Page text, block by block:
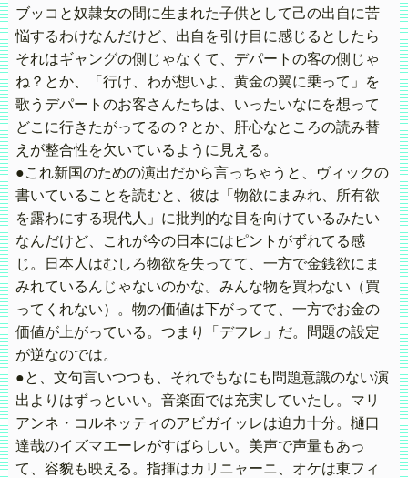
ブッコと奴隷女の間に生まれた子供として己の出自に苦
悩するわけなんだけど、出自を引け目に感じるとしたら
それはギャングの側じゃなくて、デパートの客の側じゃ
ね？とか、「行け、わが想いよ、黄金の翼に乗って」を
歌うデパートのお客さんたちは、いったいなにを想って
どこに行きたがってるの？とか、肝心なところの読み替
えが整合性を欠いているように見える。
●これ新国のための演出だから言っちゃうと、ヴィックの
書いていることを読むと、彼は「物欲にまみれ、所有欲
を露わにする現代人」に批判的な目を向けているみたい
なんだけど、これが今の日本にはピントがずれてる感
じ。日本人はむしろ物欲を失ってて、一方で金銭欲にま
みれているんじゃないのかな。みんな物を買わない（買
ってくれない）。物の価値は下がってて、一方でお金の
価値が上がっている。つまり「デフレ」だ。問題の設定
が逆なのでは。
●と、文句言いつつも、それでもなにも問題意識のない演
出よりはずっといい。音楽面では充実していたし。マリ
アンネ・コルネッティのアビガイッレは迫力十分。樋口
達哉のイズマエーレがすばらしい。美声で声量もあっ
て、容貌も映える。指揮はカリニャーニ、オケは東フィ